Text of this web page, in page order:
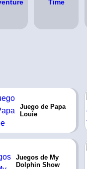
Juego de Papa
Louie
Juegos de My
Dolphin Show